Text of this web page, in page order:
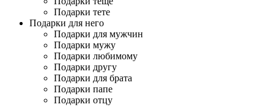
Подарки тете
Подарки для него
Подарки для мужчин
Подарки мужу
Подарки любимому
Подарки другу
Подарки для брата
Подарки папе
Подарки отцу